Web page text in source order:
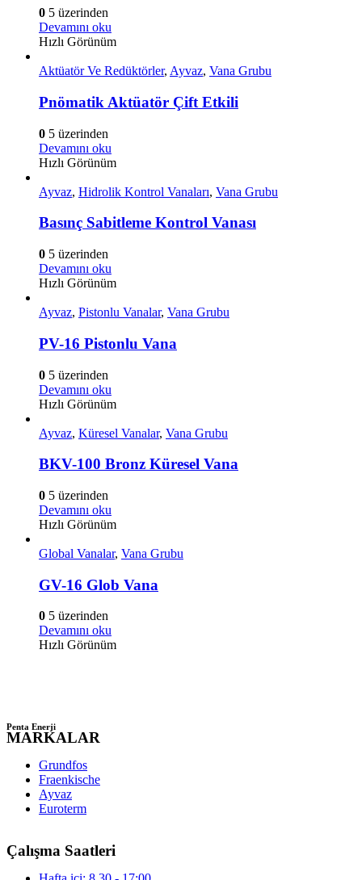
0 5 üzerinden
Devamını oku
Hızlı Görünüm
Aktüatör Ve Redüktörler, Ayvaz, Vana Grubu
Pnömatik Aktüatör Çift Etkili
0 5 üzerinden
Devamını oku
Hızlı Görünüm
Ayvaz, Hidrolik Kontrol Vanaları, Vana Grubu
Basınç Sabitleme Kontrol Vanası
0 5 üzerinden
Devamını oku
Hızlı Görünüm
Ayvaz, Pistonlu Vanalar, Vana Grubu
PV-16 Pistonlu Vana
0 5 üzerinden
Devamını oku
Hızlı Görünüm
Ayvaz, Küresel Vanalar, Vana Grubu
BKV-100 Bronz Küresel Vana
0 5 üzerinden
Devamını oku
Hızlı Görünüm
Global Vanalar, Vana Grubu
GV-16 Glob Vana
0 5 üzerinden
Devamını oku
Hızlı Görünüm
Penta Enerji
MARKALAR
Grundfos
Fraenkische
Ayvaz
Euroterm
Çalışma Saatleri